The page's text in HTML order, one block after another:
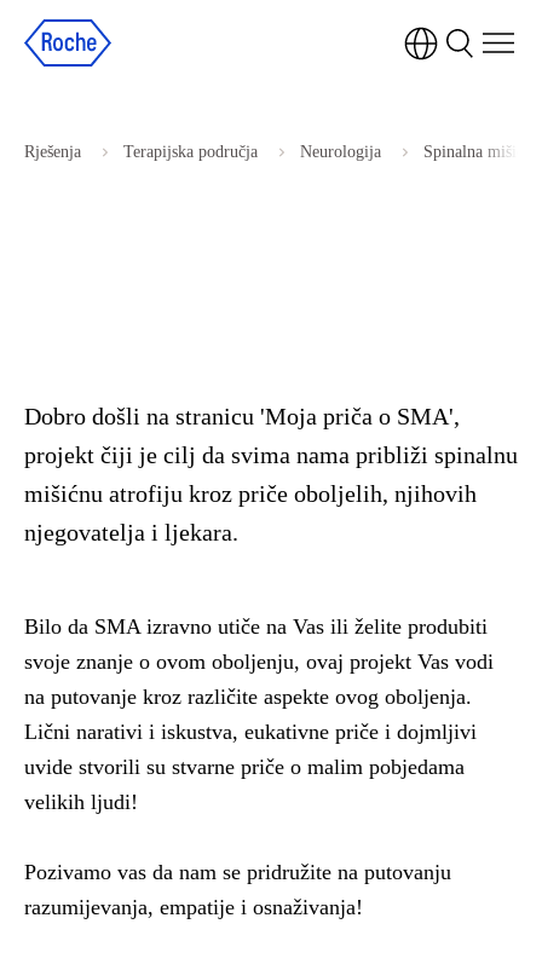
Rješenja Terapijska područja Neurologija Spinalna
Dobro došli na stranicu 'Moja priča o SMA',
projekt čiji je cilj da svima nama približi spinalnu
mišićnu atrofiju kroz priče oboljelih, njihovih
njegovatelja i ljekara.
Bilo da SMA izravno utiče na Vas ili želite produbiti
svoje znanje o ovom oboljenju, ovaj projekt Vas vodi
na putovanje kroz različite aspekte ovog oboljenja.
Lični narativi i iskustva, eukativne priče i dojmljivi
uvide stvorili su stvarne priče o malim pobjedama
velikih ljudi!
Pozivamo vas da nam se pridružite na putovanju
razumijevanja, empatije i osnaživanja!